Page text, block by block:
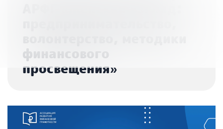
финансового
просвещения»